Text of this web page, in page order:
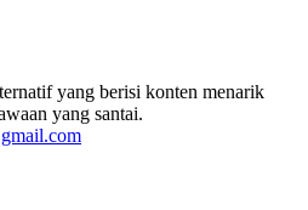
yang berisi konten menarik
yang santai.